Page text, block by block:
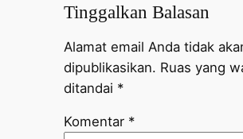
Tinggalkan Balasan
Alamat email Anda tidak
dipublikasikan. Ruas yang
ditandai *
Komentar *